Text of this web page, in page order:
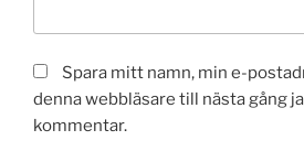
Spara mitt namn, min e-
denna webbläsare till nästa gång
kommentar.